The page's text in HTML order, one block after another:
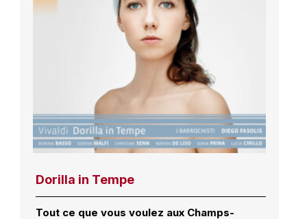
Dorilla in Tempe
Tout ce que vous voulez aux Champs-